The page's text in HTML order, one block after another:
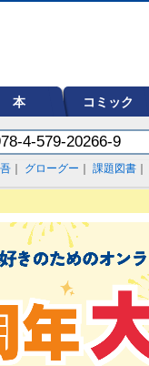
本 コミック
グローグー 課題図書